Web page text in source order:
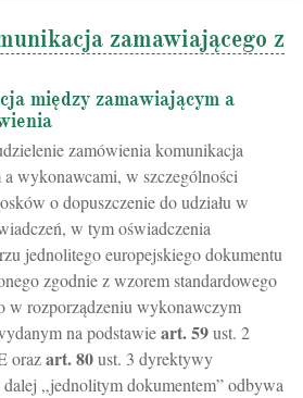
zamawiającego z
między zamawiającym a
zamówienia komunikacja
wykonawcami, w szczególności
o dopuszczenie do udziału w
w tym oświadczenia
jednolitego europejskiego dokumentu
zgodnie z wzorem standardowego
w rozporządzeniu wykonawczym
na podstawieart.59ust. 2
orazart.80ust. 3 dyrektywy
„jednolitym dokumentem” odbywa